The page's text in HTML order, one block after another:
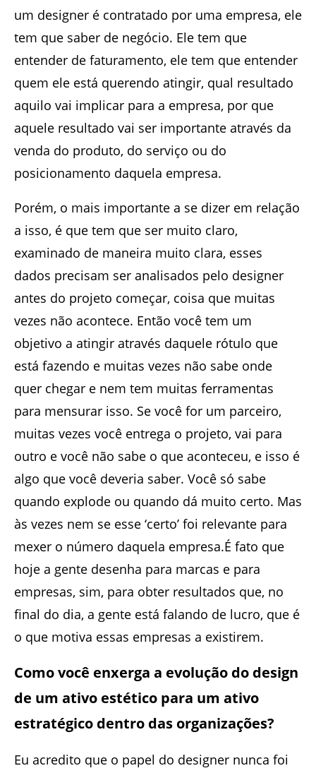
um designer é contratado por uma empresa, ele
tem que saber de negócio. Ele tem que
entender de faturamento, ele tem que entender
quem ele está querendo atingir, qual resultado
aquilo vai implicar para a empresa, por que
aquele resultado vai ser importante através da
venda do produto, do serviço ou do
posicionamento daquela empresa.
Porém, o mais importante a se dizer em relação
a isso, é que tem que ser muito claro,
examinado de maneira muito clara, esses
dados precisam ser analisados pelo designer
antes do projeto começar, coisa que muitas
vezes não acontece. Então você tem um
objetivo a atingir através daquele rótulo que
está fazendo e muitas vezes não sabe onde
quer chegar e nem tem muitas ferramentas
para mensurar isso. Se você for um parceiro,
muitas vezes você entrega o projeto, vai para
outro e você não sabe o que aconteceu, e isso é
algo que você deveria saber. Você só sabe
quando explode ou quando dá muito certo. Mas
às vezes nem se esse ‘certo’ foi relevante para
mexer o número daquela empresa.É fato que
hoje a gente desenha para marcas e para
empresas, sim, para obter resultados que, no
final do dia, a gente está falando de lucro, que é
o que motiva essas empresas a existirem.
Como você enxerga a evolução do design
de um ativo estético para um ativo
estratégico dentro das organizações?
Eu acredito que o papel do designer nunca foi